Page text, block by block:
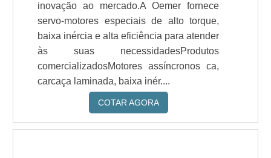
inovação ao mercado.A Oemer fornece
servo-motores especiais de alto torque,
baixa inércia e alta eficiência para atender
às suas necessidadesProdutos
comercializadosMotores assíncronos ca,
carcaça laminada, baixa inér....
COTAR AGORA